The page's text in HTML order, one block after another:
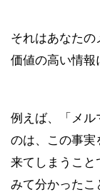
それはあなたの
価値の高い情報
例えば、「メル
のは、この事実
来てしまうこと
みて分かったこ